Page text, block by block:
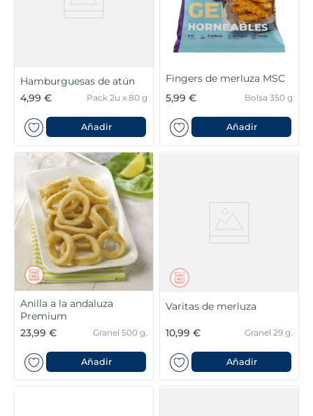
Hamburguesas de atún
4,99 €
Pack 2u x 80 g
Añadir
Fingers de merluza MSC
5,99 €
Bolsa 350 g
Añadir
Anilla a la andaluza
Premium
23,99 €
Granel 500 g.
Añadir
Varitas de merluza
10,99 € Granel 29 g.
Añadir